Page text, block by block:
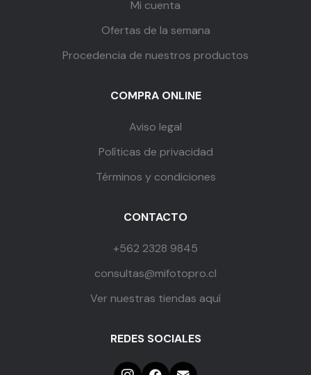
Mi cuenta
Ofertas de la semana
Procedencia de nuestros productos
COMPRA ONLINE
Aviso legal
Políticas de privacidad
Términos y condiciones
CONTACTO
+562 2328 9845
consultas@mifotopro.cl
Ver nuestras tiendas aquí
REDES SOCIALES